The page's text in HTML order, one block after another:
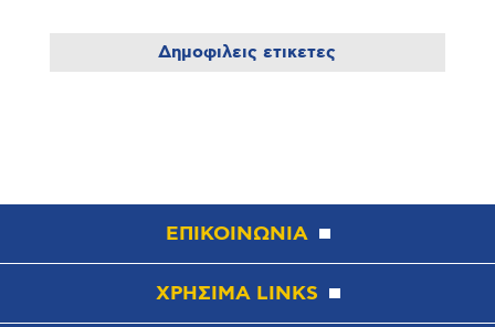
Δημοφιλεις ετικετες
ΕΠΙΚΟΙΝΩΝΙΑ
ΧΡΗΣΙΜΑ LINKS